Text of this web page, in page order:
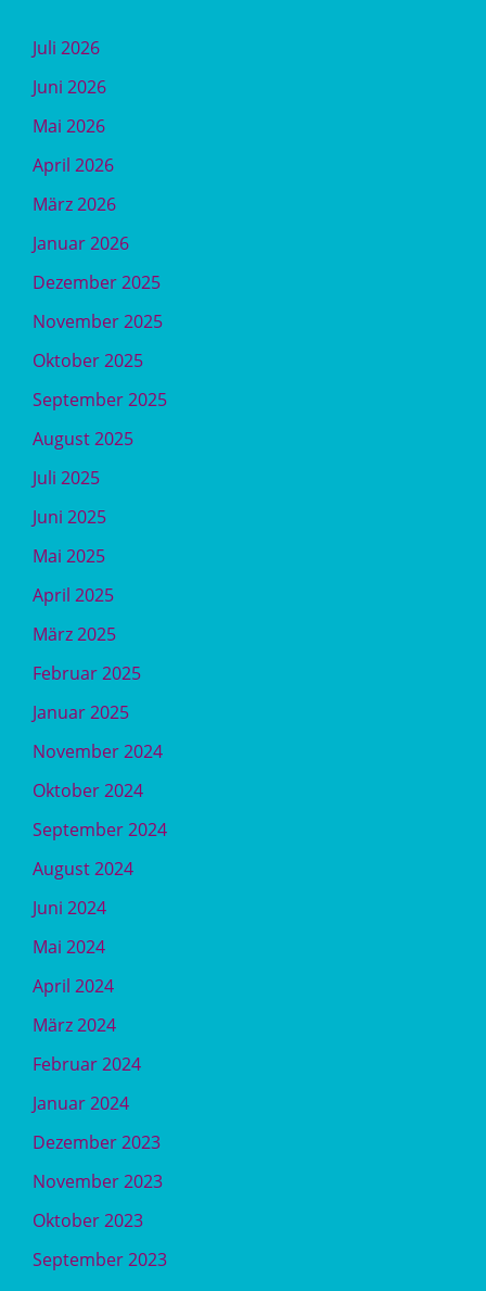
Juli 2026
Juni 2026
Mai 2026
April 2026
März 2026
Januar 2026
Dezember 2025
November 2025
Oktober 2025
September 2025
August 2025
Juli 2025
Juni 2025
Mai 2025
April 2025
März 2025
Februar 2025
Januar 2025
November 2024
Oktober 2024
September 2024
August 2024
Juni 2024
Mai 2024
April 2024
März 2024
Februar 2024
Januar 2024
Dezember 2023
November 2023
Oktober 2023
September 2023